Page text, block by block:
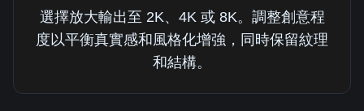
選擇放大輸出至 2K、4K 或 8K。調整創意程
度以平衡真實感和風格化增強，同時保留紋理
和結構。